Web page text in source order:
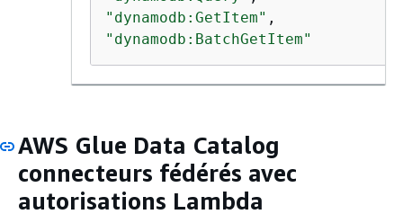
"dynamodb:GetItem"
"dynamodb:BatchGetItem"
AWS Glue Data Catalog
connecteurs fédérés avec
autorisations Lambda